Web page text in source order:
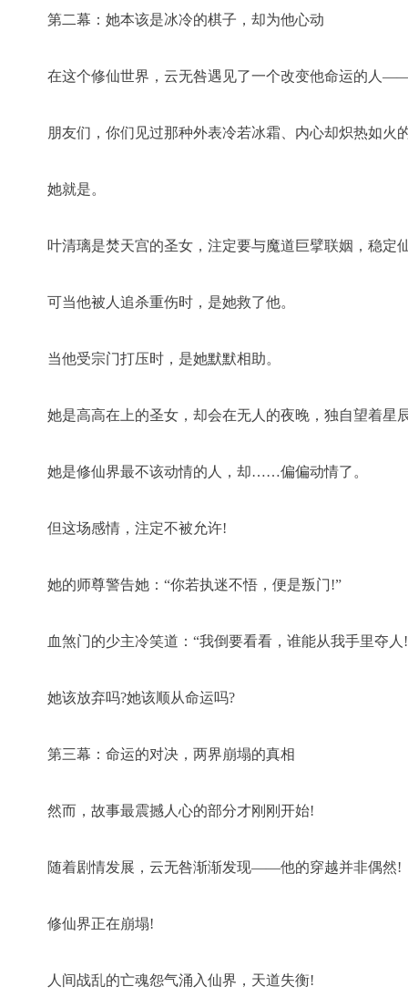
第二幕：她本该是冰冷的棋子，却为他心动
在这个修仙世界，云无咎遇见了一个改变他命运的人
朋友们，你们见过那种外表冷若冰霜、内心却炽热如火
她就是。
叶清璃是焚天宫的圣女，注定要与魔道巨擘联姻，稳
可当他被人追杀重伤时，是她救了他。
当他受宗门打压时，是她默默相助。
她是高高在上的圣女，却会在无人的夜晚，独自望着星
她是修仙界最不该动情的人，却……偏偏动情了。
但这场感情，注定不被允许!
她的师尊警告她：“你若执迷不悟，便是叛门!”
血煞门的少主冷笑道：“我倒要看看，谁能从我手里夺人
她该放弃吗?她该顺从命运吗?
第三幕：命运的对决，两界崩塌的真相
然而，故事最震撼人心的部分才刚刚开始!
随着剧情发展，云无咎渐渐发现——他的穿越并非偶然!
修仙界正在崩塌!
人间战乱的亡魂怨气涌入仙界，天道失衡!